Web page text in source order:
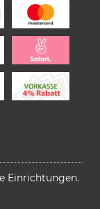
Einrichtungen.